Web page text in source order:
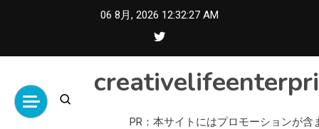
06 8月, 2026 12:32:28 AM
PR：本サイトにはプロモーションが含